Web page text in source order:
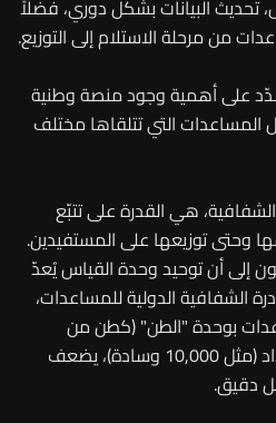
تحديث البيانات بشكل دوري، فضلاً
من مرحلة الاستلام إلى التوزيع.
على أهمية وجود منصة وطنية
التي تتلقاها مختلف
هي القدرة على تتبّع
وحتى توزيعها على المستفيدين.
إلى أن توحيد وحدة القياس يُعدّ
الشفافية الدولية للمساعدات،
بوحدة "الطن" (كطن من
الوسائد)، بدل تحويلها إلى أعداد (مثل 10,000 وسادة)، يضعف
دقيق.